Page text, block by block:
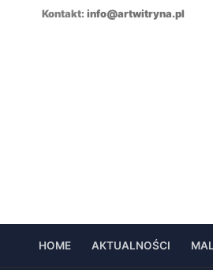
Kontakt: info@artwitryna.pl
HOME AKTUALNOŚCI